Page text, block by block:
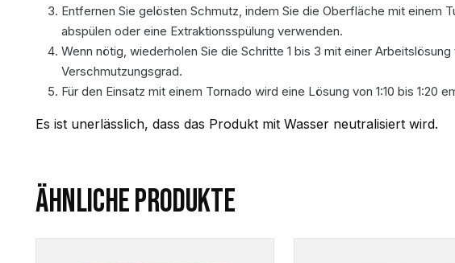
Entfernen Sie gelösten Schmutz, indem Sie die Oberfläche mit einem
abspülen oder eine Extraktionsspülung verwenden.
Wenn nötig, wiederholen Sie die Schritte 1 bis 3 mit einer Arbeitslösung
Verschmutzungsgrad.
Für den Einsatz mit einem Tornado wird eine Lösung von 1:10 bis 1:20
Es ist unerlässlich, dass das Produkt mit Wasser neutralisiert wird.
ÄHNLICHE PRODUKTE